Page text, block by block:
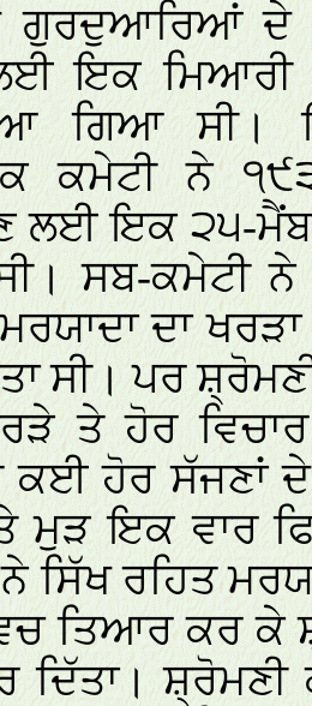
ਗੁਰਦੁਆਰਿਆਂ ਦੇ
ਇਕ ਮਿਆਰੀ
ਗਿਆ ਸੀ।
ਕਮੇਟੀ ਨੇ
ਲਈ ਇਕ ੨੫-
ਸਬ-ਕਮੇਟੀ
ਦਾ
ਸੀ। ਪਰ
ਤੇ ਹੋਰ
ਕਈ ਹੋਰ ਸੱਜਣਾਂ
ਮੁੜ ਇਕ ਵਾਰ
ਸਿੱਖ ਰਹਿਤ
ਤਿਆਰ ਕਰ ਕੇ
ਦਿੱਤਾ। ਸ਼੍ਰੋਮਣੀ